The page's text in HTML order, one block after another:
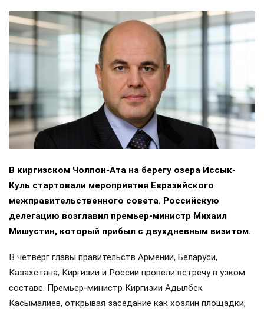
В киргизском Чолпон-Ата на берегу озера Иссык-
Куль стартовали мероприятия Евразийского
межправительственного совета. Российскую
делегацию возглавил премьер-министр Михаил
Мишустин, который прибыл с двухдневным визитом.
В четверг главы правительств Армении, Беларуси,
Казахстана, Киргизии и России провели встречу в узком
составе. Премьер-министр Киргизии Адылбек
Касымалиев, открывая заседание как хозяин площадки,